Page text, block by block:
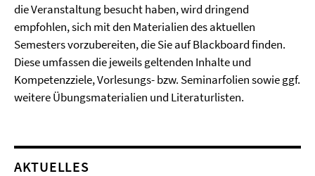
die Veranstaltung besucht haben, wird dringend
empfohlen, sich mit den Materialien des aktuellen
Semesters vorzubereiten, die Sie auf Blackboard finden.
Diese umfassen die jeweils geltenden Inhalte und
Kompetenzziele, Vorlesungs- bzw. Seminarfolien sowie ggf.
weitere Übungsmaterialien und Literaturlisten.
AKTUELLES